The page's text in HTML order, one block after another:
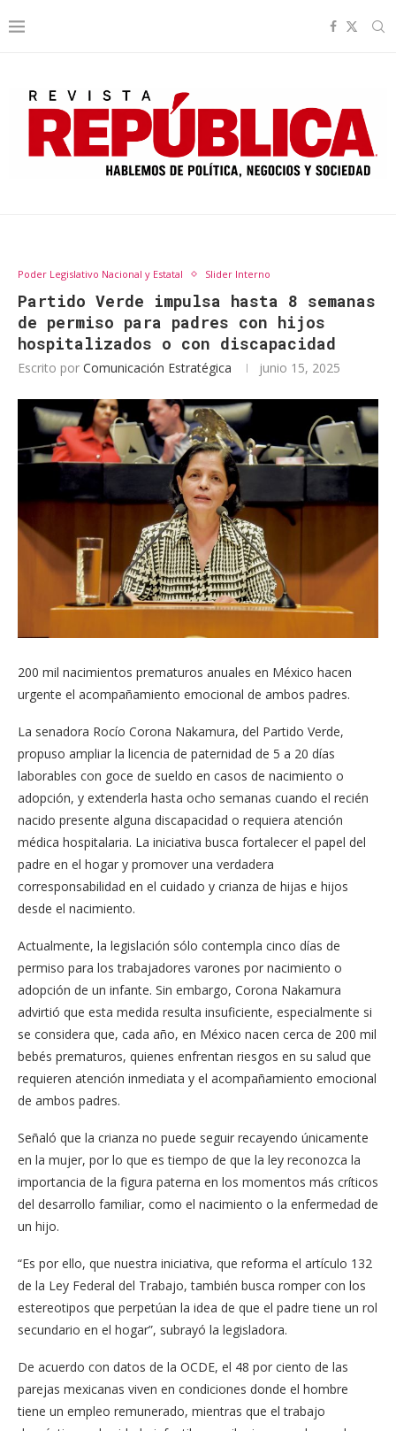
Poder Legislativo Nacional y Estatal Slider Interno
Partido Verde impulsa hasta 8 semanas
de permiso para padres con hijos
hospitalizados o con discapacidad
Escrito por Comunicación Estratégica junio 15, 2025
200 mil nacimientos prematuros anuales en México hacen
urgente el acompañamiento emocional de ambos padres.
La senadora Rocío Corona Nakamura, del Partido Verde,
propuso ampliar la licencia de paternidad de 5 a 20 días
laborables con goce de sueldo en casos de nacimiento o
adopción, y extenderla hasta ocho semanas cuando el recién
nacido presente alguna discapacidad o requiera atención
médica hospitalaria. La iniciativa busca fortalecer el papel del
padre en el hogar y promover una verdadera
corresponsabilidad en el cuidado y crianza de hijas e hijos
desde el nacimiento.
Actualmente, la legislación sólo contempla cinco días de
permiso para los trabajadores varones por nacimiento o
adopción de un infante. Sin embargo, Corona Nakamura
advirtió que esta medida resulta insuficiente, especialmente si
se considera que, cada año, en México nacen cerca de 200 mil
bebés prematuros, quienes enfrentan riesgos en su salud que
requieren atención inmediata y el acompañamiento emocional
de ambos padres.
Señaló que la crianza no puede seguir recayendo únicamente
en la mujer, por lo que es tiempo de que la ley reconozca la
importancia de la figura paterna en los momentos más críticos
del desarrollo familiar, como el nacimiento o la enfermedad de
un hijo.
“Es por ello, que nuestra iniciativa, que reforma el artículo 132
de la Ley Federal del Trabajo, también busca romper con los
estereotipos que perpetúan la idea de que el padre tiene un rol
secundario en el hogar”, subrayó la legisladora.
De acuerdo con datos de la OCDE, el 48 por ciento de las
parejas mexicanas viven en condiciones donde el hombre
tiene un empleo remunerado, mientras que el trabajo